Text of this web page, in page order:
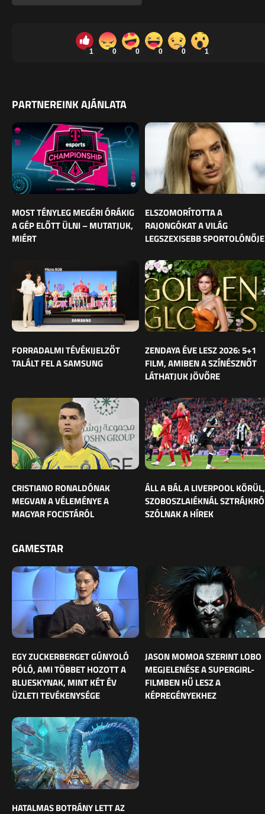
1 0 0 0 0 1
PARTNEREINK AJÁNLATA
MOST TÉNYLEG MEGÉRI ÓRÁKIG
A GÉP ELŐTT ÜLNI – MUTATJUK,
MIÉRT
ELSZOMORÍTOTTA A
RAJONGÓKAT A VILÁG
LEGSZEXISEBB SPORTOLÓNŐJE
FORRADALMI TÉVÉKIJELZŐT
TALÁLT FEL A SAMSUNG
ZENDAYA ÉVE LESZ 2026: 5+1
FILM, AMIBEN A SZÍNÉSZNŐT
LÁTHATJUK JÖVŐRE
CRISTIANO RONALDÓNAK
MEGVAN A VÉLEMÉNYE A
MAGYAR FOCISTÁRÓL
ÁLL A BÁL A LIVERPOOL KÖRÜL,
SZOBOSZLAIÉKNÁL
SZÓLNAK A HÍREK
GAMESTAR
EGY ZUCKERBERGET GÚNYOLÓ
PÓLÓ, AMI TÖBBET HOZOTT A
BLUESKYNAK, MINT KÉT ÉV
ÜZLETI TEVÉKENYSÉGE
JASON MOMOA SZERINT LOBO
MEGJELENÉSE A SUPERGIRL-
FILMBEN HŰ LESZ A
KÉPREGÉNYEKHEZ
HATALMAS BOTRÁNY LETT AZ